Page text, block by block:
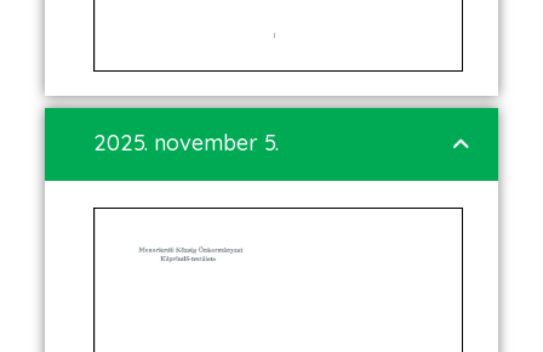
2025. november 5.